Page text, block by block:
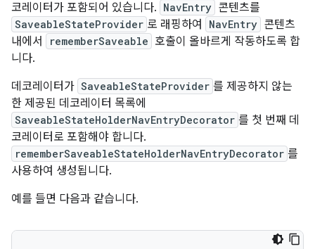
코레이터가 포함되어 있습니다. NavEntry 콘텐츠를
SaveableStateProvider 로 래핑하여 NavEntry 콘텐츠
내에서
rememberSaveable 호출이 올바르게 작동하도록 합
니다.
데코레이터가 SaveableStateProvider 를 제공하지 않는
한 제공된 데코레이터 목록에
SaveableStateHolderNavEntryDecorator 를 첫 번째 데
코레이터로 포함해야 합니다.
rememberSaveableStateHolderNavEntryDecorator 를
사용하여 생성됩니다.
예를 들면 다음과 같습니다.